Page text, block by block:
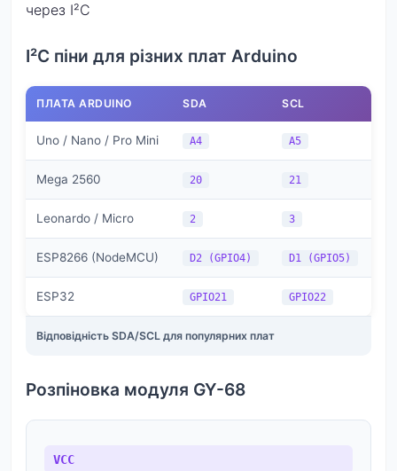
через I²C
I²C піни для різних плат Arduino
Відповідність SDA/SCL для популярних плат
ПЛАТА ARDUINO SDA SCL
Uno / Nano / Pro Mini A4 A5
Mega 2560 20 21
Leonardo / Micro 2 3
ESP8266 (NodeMCU) D2 (GPIO4) D1 (GPIO5)
ESP32 GPIO21 GPIO22
Розпіновка модуля GY-68
VCC